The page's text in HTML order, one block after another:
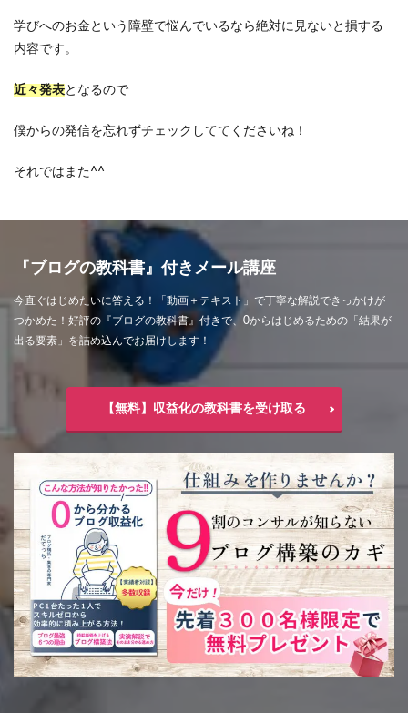
学びへのお金という障壁で悩んでいるなら絶対に見ないと損する
内容です。
近々発表となるので
僕からの発信を忘れずチェックしててくださいね！
それではまた^^
『ブログの教科書』付きメール講座
今直ぐはじめたいに答える！「動画＋テキスト」で丁寧な解説できっかけが
つかめた！好評の『ブログの教科書』付きで、0からはじめるための「結果が
出る要素」を詰め込んでお届けします！
【無料】収益化の教科書を受け取る